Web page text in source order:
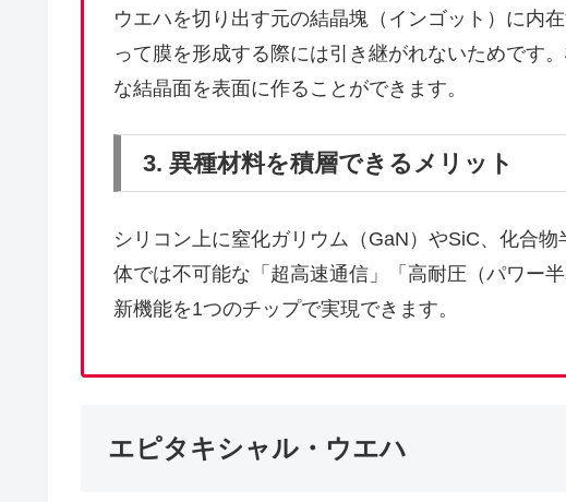
ウエハを切り出す元の結晶塊（インゴット）に内
って膜を形成する際には引き継がれないためです
な結晶面を表面に作ることができます。
3. 異種材料を積層できるメリット
シリコン上に窒化ガリウム（GaN）やSiC、化合
体では不可能な「超高速通信」「高耐圧（パワー
新機能を1つのチップで実現できます。
エピタキシャル・ウエハ